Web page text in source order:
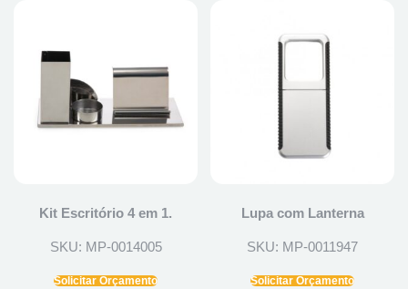
Kit Escritório 4 em 1.
SKU: MP-0014005
Solicitar Orçamento
Lupa com Lanterna
SKU: MP-0011947
Solicitar Orçamento